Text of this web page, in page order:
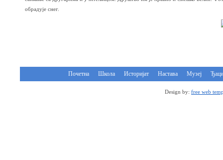
обрадује снег.
Почетна Школа Историјат Настава Музеј Ђаци
Design by: free web